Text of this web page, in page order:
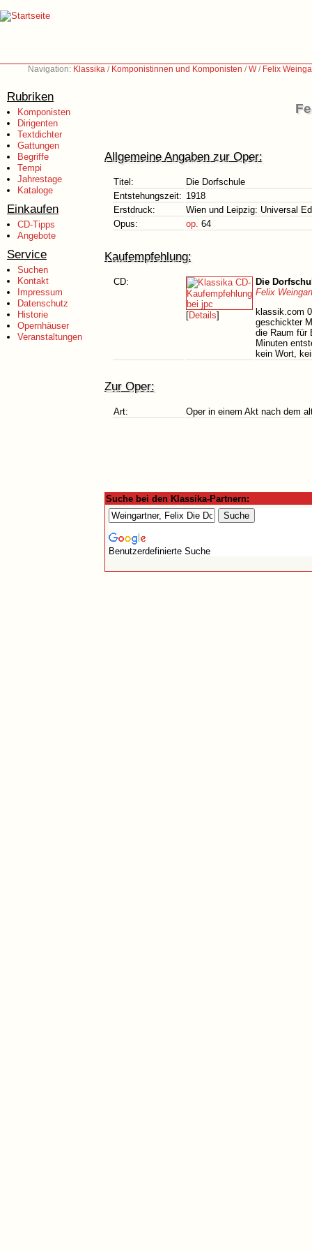
Navigation: Klassika / Komponistinnen und Komponisten /W/ Felix
Rubriken
Komponisten
Dirigenten
Textdichter
Gattungen
Begriffe
Tempi
Jahrestage
Kataloge
Einkaufen
CD-Tipps
Angebote
Service
Suchen
Kontakt
Impressum
Datenschutz
Historie
Opernhäuser
Veranstaltungen
Allgemeine Angaben zur Oper:
Titel:
Die Dorfschule
Entstehungszeit: 1918
Erstdruck:
Wien und Leipzig: Universal
Opus:
op. 64
Kaufempfehlung:
CD:
[Details]
Die
Felix
klassik.com
geschickter
die Raum für
Minuten
kein Wort,
Zur Oper:
Art: Oper in einem Akt nach dem
Suche bei den Klassika-Partnern:
Benutzerdefinierte Suche